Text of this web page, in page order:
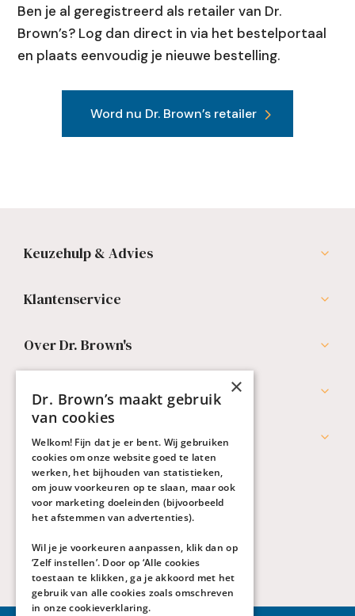
Ben je al geregistreerd als retailer van Dr.
Brown’s? Log dan direct in via het bestelportaal
en plaats eenvoudig je nieuwe bestelling.
Word nu Dr. Brown’s retailer
Keuzehulp & Advies
Klantenservice
Over Dr. Brown's
Professionals
Werken bij Dr. Brown's
×
Dr. Brown’s maakt gebruik
van cookies
Welkom! Fijn dat je er bent. Wij gebruiken
cookies om onze website goed te laten
werken, het bijhouden van statistieken,
om jouw voorkeuren op te slaan, maar ook
voor marketing doeleinden (bijvoorbeeld
het afstemmen van advertenties).
Wil je je voorkeuren aanpassen, klik dan op
‘Zelf instellen’. Door op ‘Alle cookies
toestaan te klikken, ga je akkoord met het
gebruik van alle cookies zoals omschreven
in onzecookieverklaring.